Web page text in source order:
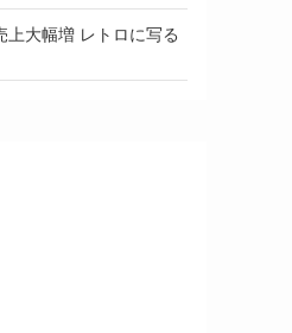
大幅増 レトロに写る